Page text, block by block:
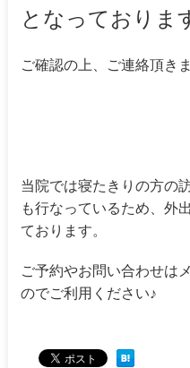
となっておりま
ご確認の上、ご連絡頂き
当院では寝たきりの方の
も行なっているため、外
ております。
ご予約やお問い合わせは
のでご利用ください♪